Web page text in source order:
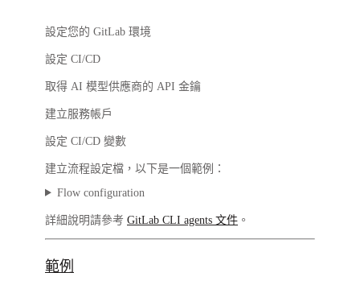
設定您的 GitLab 環境
設定 CI/CD
取得 AI 模型供應商的 API 金鑰
建立服務帳戶
設定 CI/CD 變數
建立流程設定檔，以下是一個範例：
Flow configuration
詳細說明請參考 GitLab CLI agents 文件 。
範例